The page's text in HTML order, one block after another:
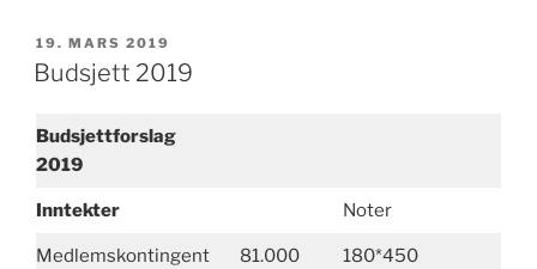
PUBLISERT
19. MARS 2019
Budsjett 2019
Budsjettforslag
2019
Inntekter Noter
Medlemskontingent 81.000 180*450